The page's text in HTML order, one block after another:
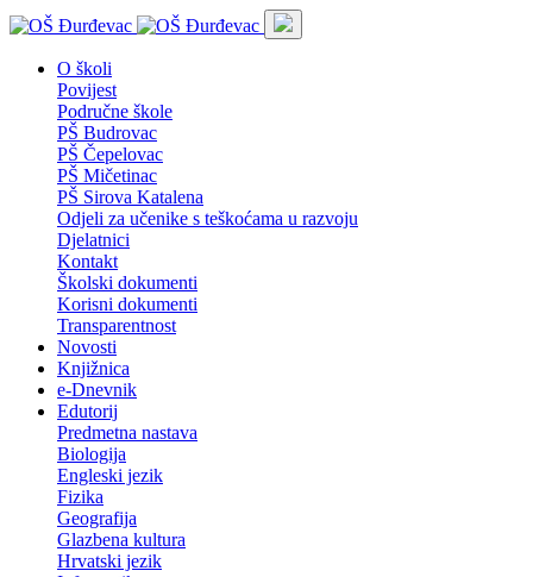
O školi
Povijest
Područne škole
PŠ Budrovac
PŠ Čepelovac
PŠ Mičetinac
PŠ Sirova Katalena
Odjeli za učenike s teškoćama u razvoju
Djelatnici
Kontakt
Školski dokumenti
Korisni dokumenti
Transparentnost
Novosti
Knjižnica
e-Dnevnik
Edutorij
Predmetna nastava
Biologija
Engleski jezik
Fizika
Geografija
Glazbena kultura
Hrvatski jezik